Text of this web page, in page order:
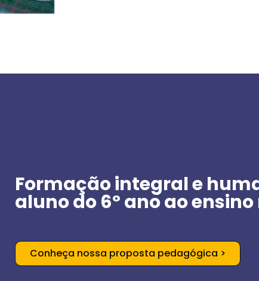
Formação integral e
aluno do 6º ano ao
Conheça nossa proposta pedagógica >